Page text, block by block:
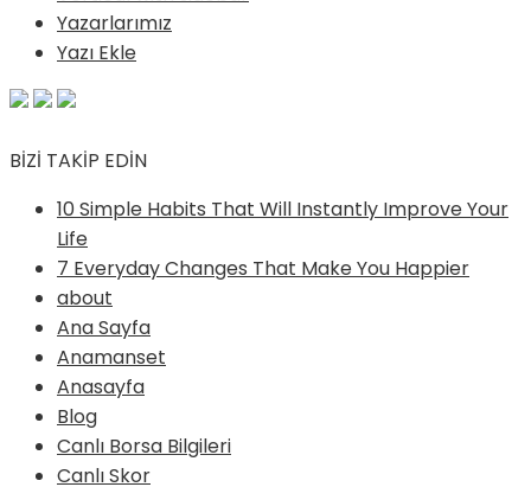
Yazarlarımız
Yazı Ekle
BİZİ TAKİP EDİN
10 Simple Habits That Will Instantly Improve Your
Life
7 Everyday Changes That Make You Happier
about
Ana Sayfa
Anamanset
Anasayfa
Blog
Canlı Borsa Bilgileri
Canlı Skor